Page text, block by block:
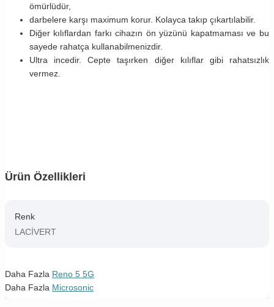
ömürlüdür,
darbelere karşı maximum korur. Kolayca takıp çıkartılabilir.
Diğer kılıflardan farkı cihazın ön yüzünü kapatmaması ve bu
sayede rahatça kullanabilmenizdir.
Ultra incedir. Cepte taşırken diğer kılıflar gibi rahatsızlık
vermez.
Ürün Özellikleri
Renk
LACİVERT
Daha Fazla Reno 5 5G
Daha Fazla Microsonic